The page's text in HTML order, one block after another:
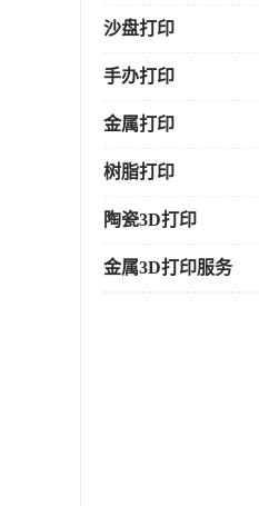
沙盘打印
手办打印
金属打印
树脂打印
陶瓷3D打印
金属3D打印服务